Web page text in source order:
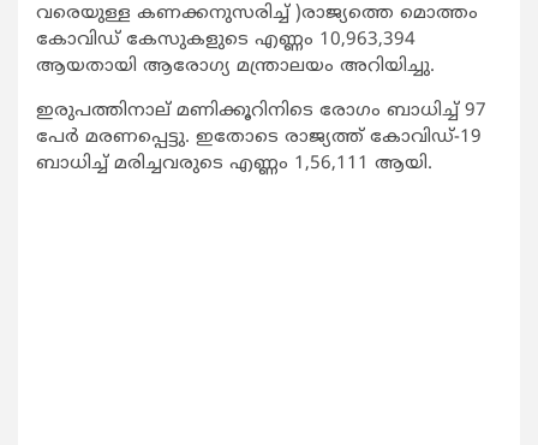
വരെയുള്ള കണക്കനുസരിച്ച് )രാജ്യത്തെ മൊത്തം
കോവിഡ് കേസുകളുടെ എണ്ണം 10,963,394
ആയതായി ആരോഗ്യ മന്ത്രാലയം അറിയിച്ചു.
ഇരുപത്തിനാല് മണിക്കൂറിനിടെ രോഗം ബാധിച്ച് 97
പേര്‍ മരണപ്പെട്ടു. ഇതോടെ രാജ്യത്ത് കോവിഡ്-19
ബാധിച്ച് മരിച്ചവരുടെ എണ്ണം 1,56,111 ആയി.